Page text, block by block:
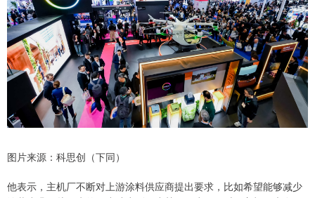
图片来源：科思创（下同）
他表示，主机厂不断对上游涂料供应商提出要求，比如希望能够减少